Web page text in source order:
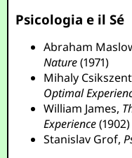
Psicologia e il Sé
Abraham
Nature(1971)
Mihaly
Optimal
William James,
Experience(1902)
Stanislav Grof,